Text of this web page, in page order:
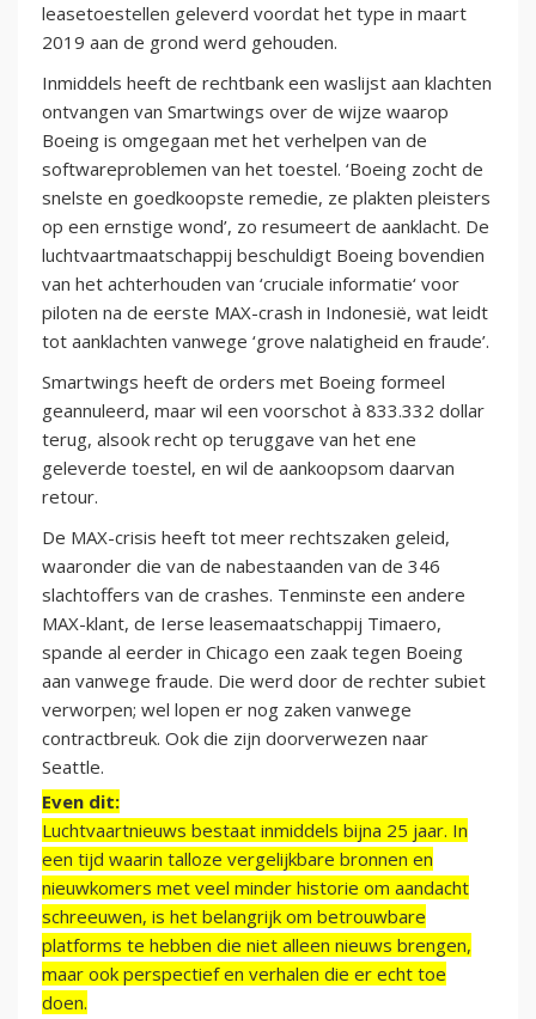
leasetoestellen geleverd voordat het type in maart
2019 aan de grond werd gehouden.
Inmiddels heeft de rechtbank een waslijst aan klachten
ontvangen van Smartwings over de wijze waarop
Boeing is omgegaan met het verhelpen van de
softwareproblemen van het toestel. ‘Boeing zocht de
snelste en goedkoopste remedie, ze plakten pleisters
op een ernstige wond’, zo resumeert de aanklacht. De
luchtvaartmaatschappij beschuldigt Boeing bovendien
van het achterhouden van ‘cruciale informatie‘ voor
piloten na de eerste MAX-crash in Indonesië, wat leidt
tot aanklachten vanwege ‘grove nalatigheid en fraude’.
Smartwings heeft de orders met Boeing formeel
geannuleerd, maar wil een voorschot à 833.332 dollar
terug, alsook recht op teruggave van het ene
geleverde toestel, en wil de aankoopsom daarvan
retour.
De MAX-crisis heeft tot meer rechtszaken geleid,
waaronder die van de nabestaanden van de 346
slachtoffers van de crashes. Tenminste een andere
MAX-klant, de Ierse leasemaatschappij Timaero,
spande al eerder in Chicago een zaak tegen Boeing
aan vanwege fraude. Die werd door de rechter subiet
verworpen; wel lopen er nog zaken vanwege
contractbreuk. Ook die zijn doorverwezen naar
Seattle.
Even dit:
Luchtvaartnieuws bestaat inmiddels bijna 25 jaar. In
een tijd waarin talloze vergelijkbare bronnen en
nieuwkomers met veel minder historie om aandacht
schreeuwen, is het belangrijk om betrouwbare
platforms te hebben die niet alleen nieuws brengen,
maar ook perspectief en verhalen die er echt toe
doen.